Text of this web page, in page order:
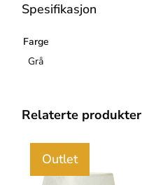
Spesifikasjon
Farge
Grå
Relaterte produkter
Outlet